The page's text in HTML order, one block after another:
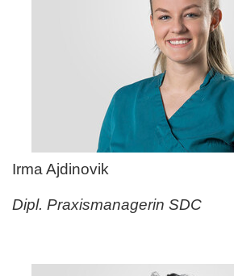
Irma Ajdinovik
Dipl. Praxismanagerin SDC